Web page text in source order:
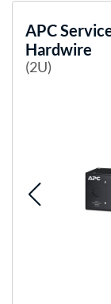
APC
Hardwire
(2U)